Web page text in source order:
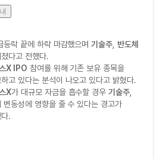
등락 끝에 하락 마감했으며기술주, 반도체
다고 전했다.
X IPO 참여를 위해 기존 보유 종목을
고 있다는 분석이 나오고 있다고 밝혔다.
X가 대규모 자금을 흡수할 경우기술주,
동성에 영향을 줄 수 있다는 경고가
.